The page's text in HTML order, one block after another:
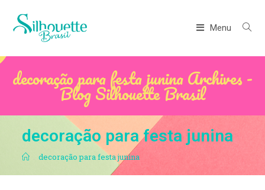
Menu
decoração para festa junina Archives -
Blog Silhouette Brasil
decoração para festa junina
. decoração para festa junina